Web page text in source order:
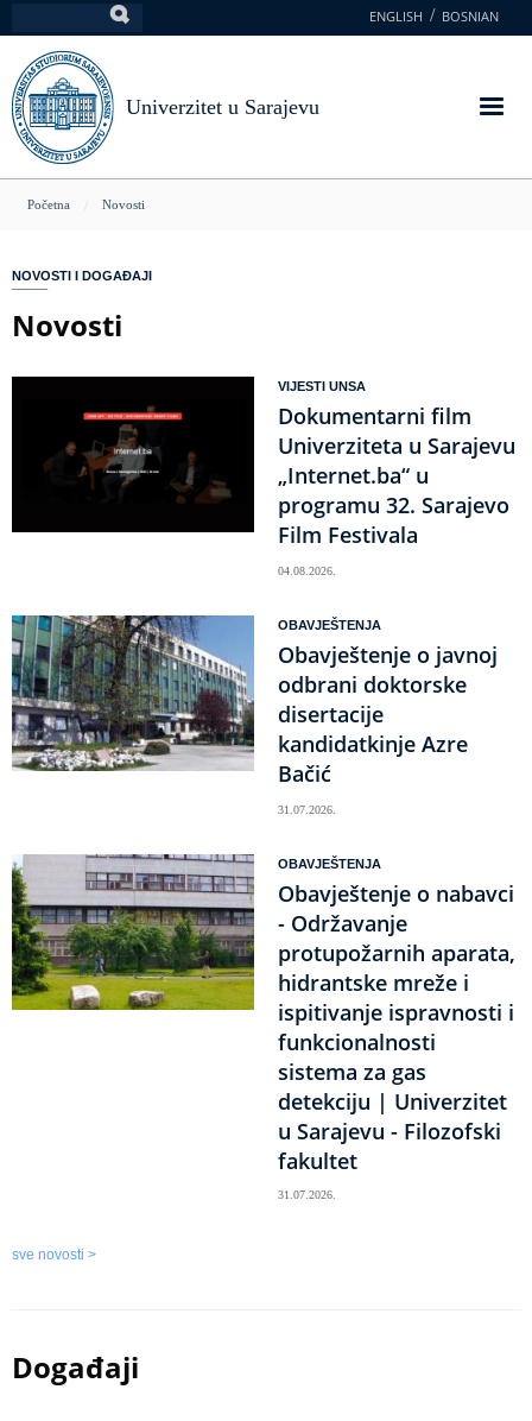
na
glavni
sadržaj
ENGLISH BOSNIAN
Univerzitet u Sarajevu
You
here
Početna Novosti
NOVOSTI I DOGAĐAJI
Novosti
VIJESTI UNSA
Dokumentarni film
Univerziteta u Sarajevu
„Internet.ba“ u
programu 32. Sarajevo
Film Festivala
04.08.2026.
OBAVJEŠTENJA
Obavještenje o javnoj
odbrani doktorske
disertacije
kandidatkinje Azre
Bačić
31.07.2026.
OBAVJEŠTENJA
Obavještenje o nabavci
- Održavanje
protupožarnih aparata,
hidrantske mreže i
ispitivanje ispravnosti i
funkcionalnosti
sistema za gas
detekciju | Univerzitet
u Sarajevu - Filozofski
fakultet
31.07.2026.
sve novosti >
Događaji